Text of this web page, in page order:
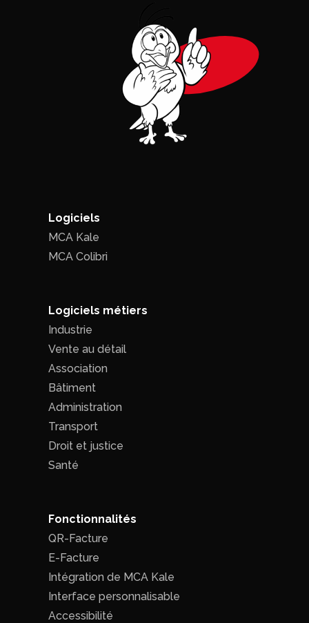
Logiciels
MCA Kale
MCA Colibri
Logiciels métiers
Industrie
Vente au détail
Association
Bâtiment
Administration
Transport
Droit et justice
Santé
Fonctionnalités
QR-Facture
E-Facture
Intégration de MCA Kale
Interface personnalisable
Accessibilité